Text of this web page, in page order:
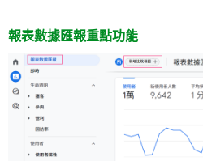
報表數據匯報重點功能